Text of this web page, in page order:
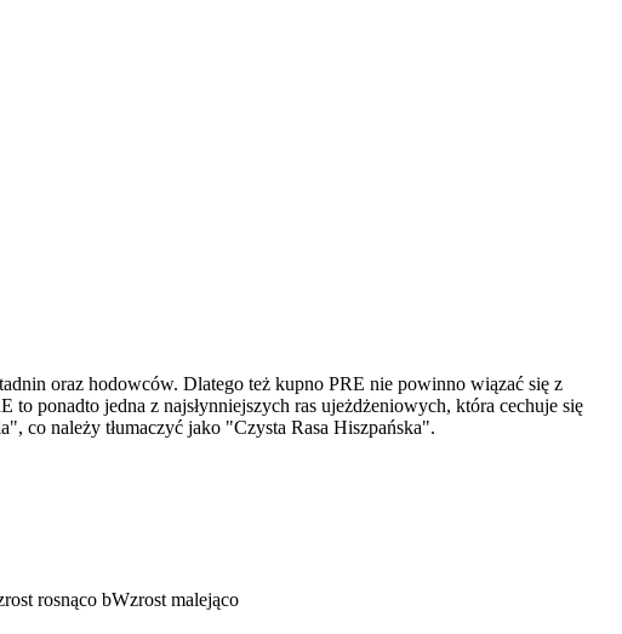
oraz hodowców. Dlatego też kupno PRE nie powinno wiązać się z
ponadto jedna z najsłynniejszych ras ujeżdżeniowych, która cechuje się
co należy tłumaczyć jako "Czysta Rasa Hiszpańska".
rosnąco bWzrost malejąco